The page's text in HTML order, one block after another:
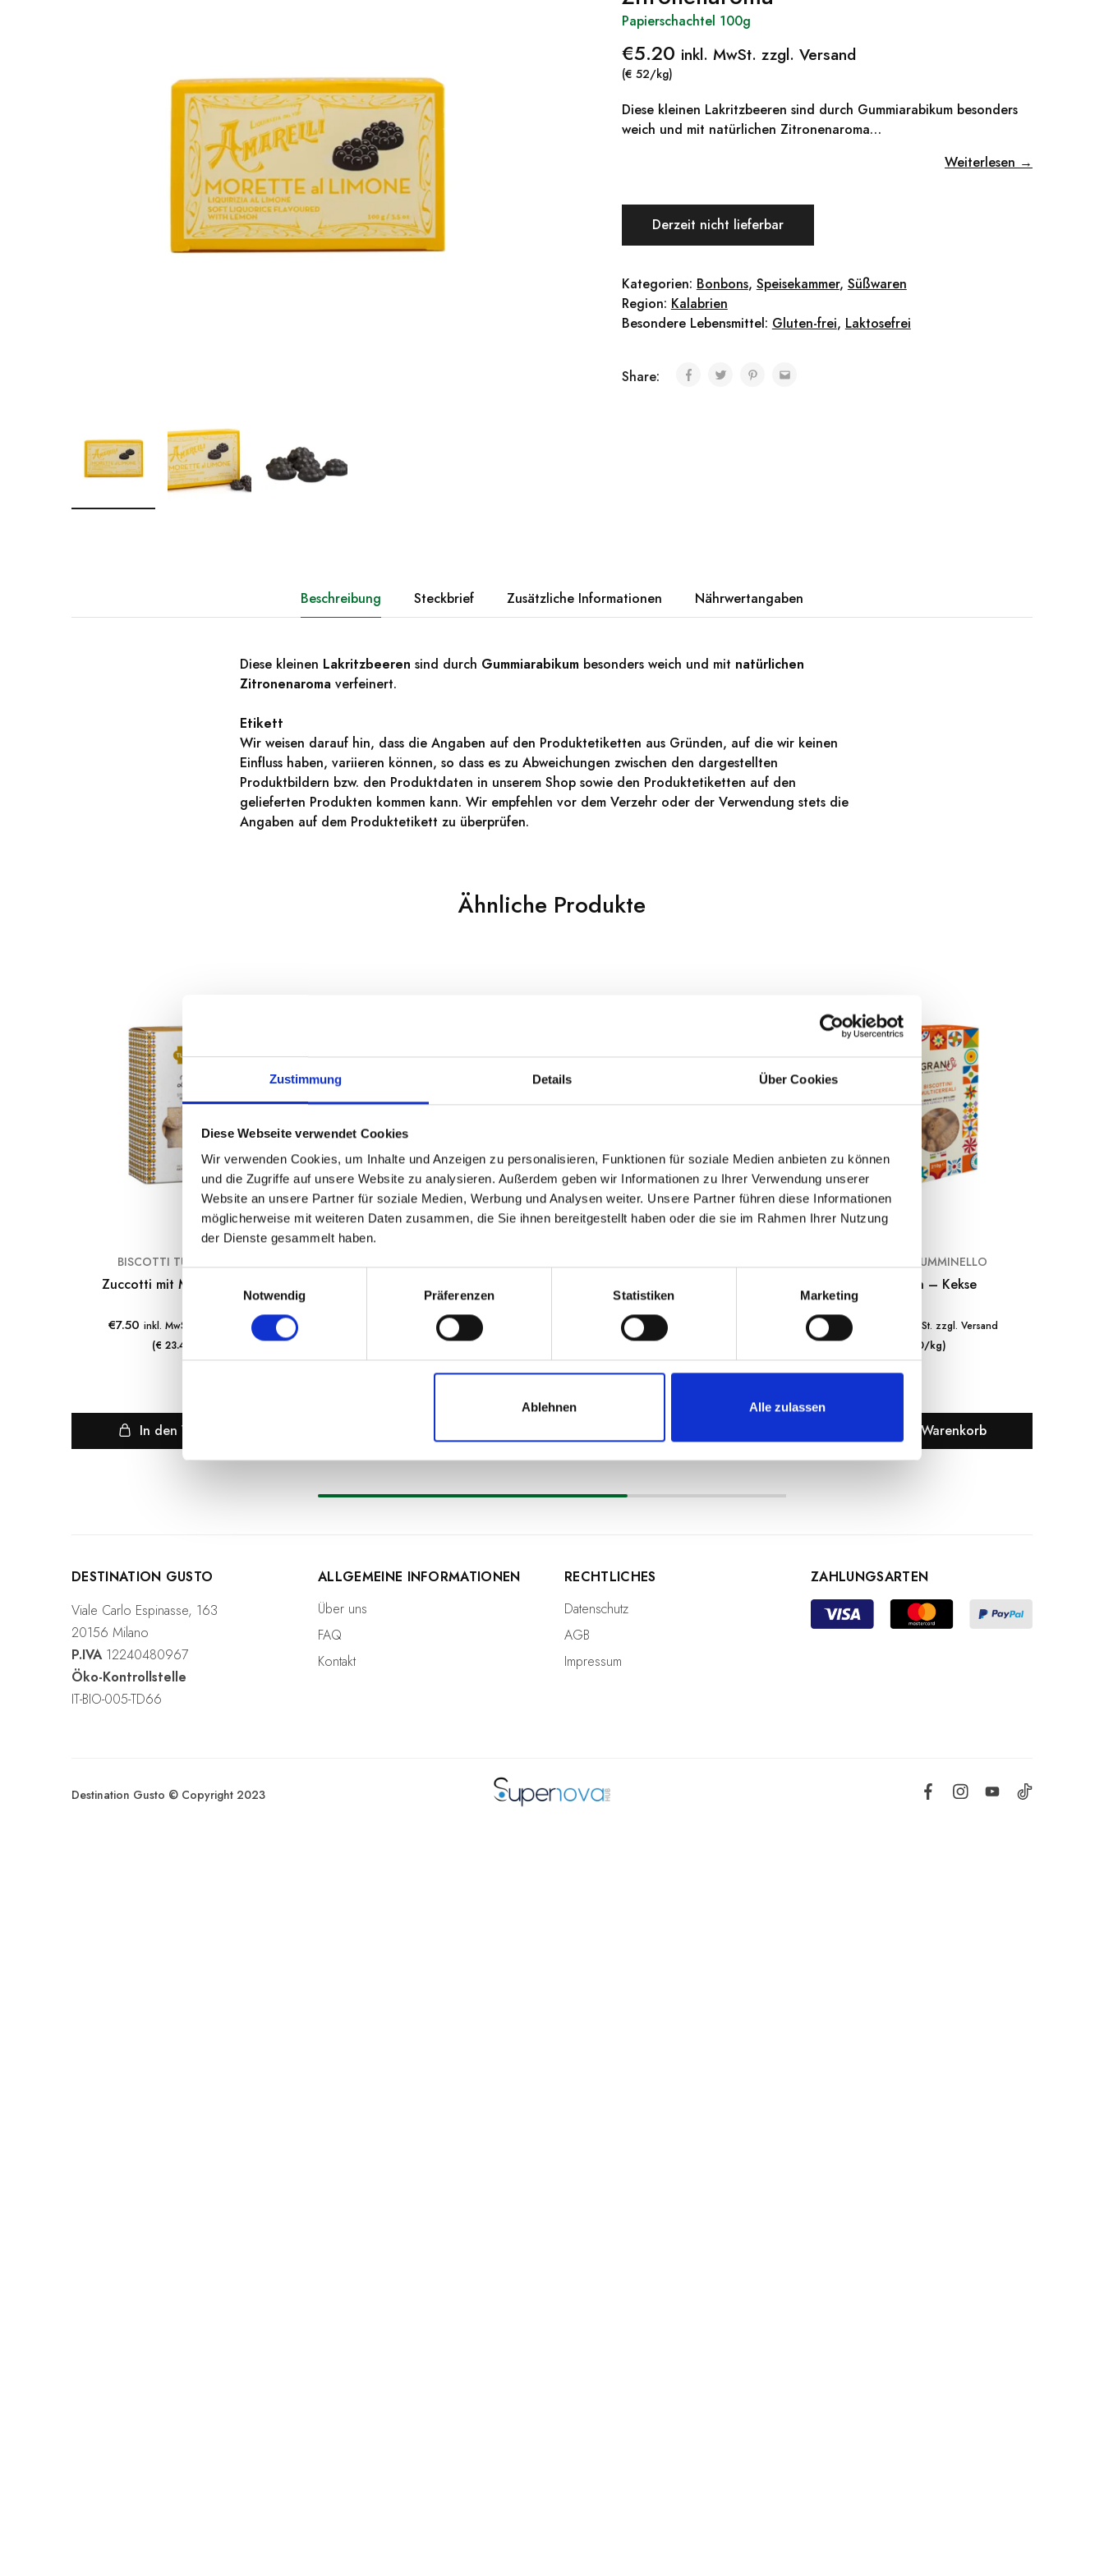
Zustimmung Details Über Cookies
Diese Webseite verwendet Cookies
Wir verwenden Cookies, um Inhalte und Anzeigen zu personalisieren, Funktionen für soziale Medien anbieten zu können
und die Zugriffe auf unsere Website zu analysieren. Außerdem geben wir Informationen zu Ihrer Verwendung unserer
Website an unsere Partner für soziale Medien, Werbung und Analysen weiter. Unsere Partner führen diese Informationen
möglicherweise mit weiteren Daten zusammen, die Sie ihnen bereitgestellt haben oder die sie im Rahmen Ihrer Nutzung
der Dienste gesammelt haben.
i
u
s
a
l
Notwendig Präferenzen Statistiken Marketing
Ablehnen Alle zulassen
Papierschachtel 100g
€5.20 inkl. MwSt. zzgl. Versand
(€ 52/kg)
Diese kleinen Lakritzbeeren sind durch Gummiarabikum besonders
weich und mit natürlichen Zitronenaroma…
Weiterlesen →
Derzeit nicht lieferbar
Kategorien: Bonbons, Speisekammer, Süßwaren
Region: Kalabrien
Besondere Lebensmittel: Gluten-frei, Laktosefrei
Share:
Beschreibung Steckbrief Zusätzliche Informationen Nährwertangaben
Diese kleinen Lakritzbeeren sind durch Gummiarabikum besonders weich und mit natürlichen
Zitronenaroma verfeinert.
Etikett
Wir weisen darauf hin, dass die Angaben auf den Produktetiketten aus Gründen, auf die wir keinen
Einfluss haben, variieren können, so dass es zu Abweichungen zwischen den dargestellten
Produktbildern bzw. den Produktdaten in unserem Shop sowie den Produktetiketten auf den
gelieferten Produkten kommen kann. Wir empfehlen vor dem Verzehr oder der Verwendung stets die
Angaben auf dem Produktetikett zu überprüfen.
Ähnliche Produkte
BISCOTTI TUMMINELLO
Zuccotti mit Mandelfüllung
€7.50 inkl. MwSt. zzgl. Versand
(€ 23.43/kg)
In den Warenkorb
inkl. MwSt. zzgl. Versand
(€ 21.42/kg)
aus Modica I.G.P.
8.90 inkl. MwSt. zzgl. Versand
(€ 32.96/kg)
BISCOTTI TUMMINELLO
Mehrkorn – Kekse
€
inkl. MwSt. zzgl. Versand
(€ 20/kg)
In den Warenkorb
DESTINATION GUSTO
Viale Carlo Espinasse, 163
20156 Milano
P.IVA12240480967
Öko-Kontrollstelle
IT-BIO-005-TD66
ALLGEMEINE INFORMATIONEN
Über uns
FAQ
Kontakt
RECHTLICHES
Datenschutz
AGB
Impressum
ZAHLUNGSARTEN
Destination Gusto © Copyright 2023